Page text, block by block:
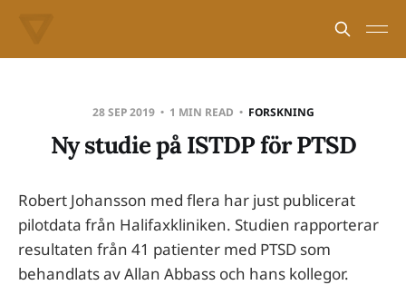
28 SEP 2019 1 MIN READ FORSKNING
Ny studie på ISTDP för PTSD
Robert Johansson med flera har just publicerat
pilotdata från Halifaxkliniken. Studien rapporterar
resultaten från 41 patienter med PTSD som
behandlats av Allan Abbass och hans kollegor.